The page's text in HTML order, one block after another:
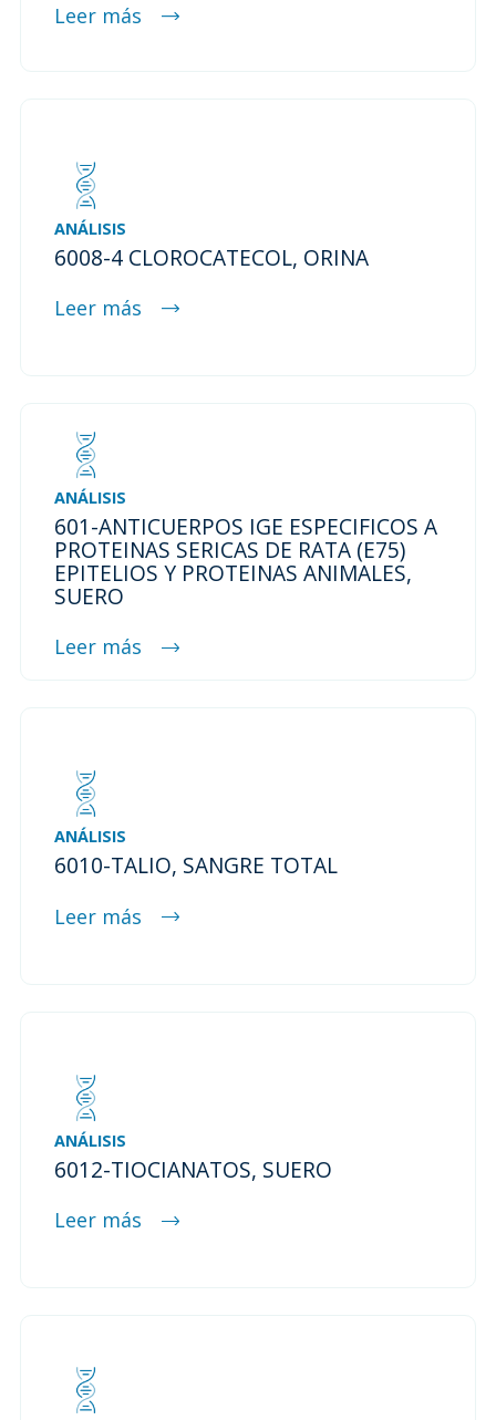
Leer más
ANÁLISIS
6008-4 CLOROCATECOL, ORINA
Leer más
ANÁLISIS
601-ANTICUERPOS IGE ESPECIFICOS A
PROTEINAS SERICAS DE RATA (E75)
EPITELIOS Y PROTEINAS ANIMALES,
SUERO
Leer más
ANÁLISIS
6010-TALIO, SANGRE TOTAL
Leer más
ANÁLISIS
6012-TIOCIANATOS, SUERO
Leer más